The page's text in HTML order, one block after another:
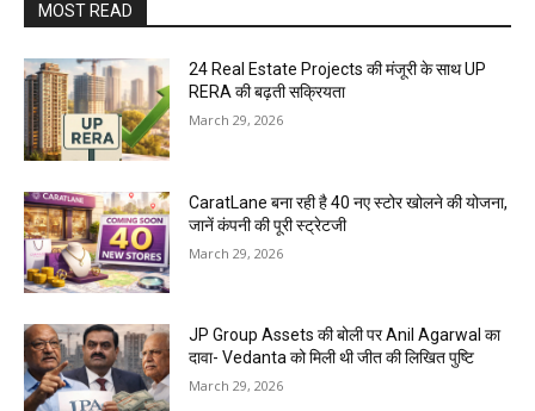
MOST READ
24 Real Estate Projects की मंजूरी के साथ UP
RERA की बढ़ती सक्रियता
March 29, 2026
CaratLane बना रही है 40 नए स्टोर खोलने की योजना,
जानें कंपनी की पूरी स्ट्रेटजी
March 29, 2026
JP Group Assets की बोली पर Anil Agarwal का
दावा- Vedanta को मिली थी जीत की लिखित पुष्टि
March 29, 2026